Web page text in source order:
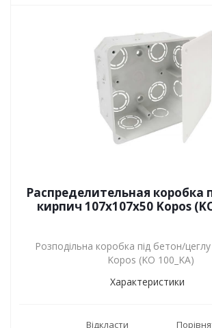
Распределительная коробка
кирпич 107х107х50 Kopos
Розподільна коробка під бетон/
Kopos (KO 100_KA)
Характеристики
Відкласти